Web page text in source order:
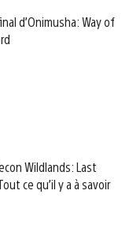
d’Onimusha: Way of
Wildlands: Last
ce qu’il y a à savoir